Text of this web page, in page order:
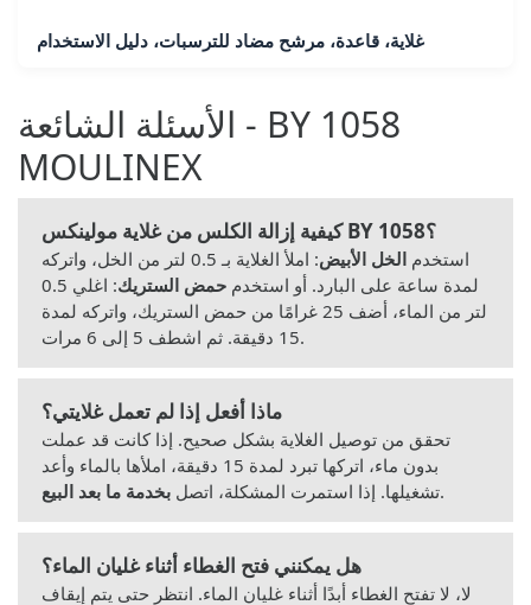
غلاية، قاعدة، مرشح مضاد للترسبات، دليل الاستخدام
الأسئلة الشائعة - BY 1058
MOULINEX
كيفية إزالة الكلس من غلاية مولينكس BY 1058؟
استخدم الخل الأبيض
: املأ الغلاية بـ 0.5 لتر من الخل، واتركه
لمدة ساعة على البارد. أو استخدم حمض الستريك
: اغلي 0.5
لتر من الماء، أضف 25 غرامًا من حمض الستريك، واتركه لمدة
15 دقيقة. ثم اشطف 5 إلى 6 مرات.
ماذا أفعل إذا لم تعمل غلايتي؟
تحقق من توصيل الغلاية بشكل صحيح. إذا كانت قد عملت
بدون ماء، اتركها تبرد لمدة 15 دقيقة، املأها بالماء وأعد
تشغيلها. إذا استمرت المشكلة، اتصل بخدمة ما بعد البيع .
هل يمكنني فتح الغطاء أثناء غليان الماء؟
لا، لا تفتح الغطاء أبدًا أثناء غليان الماء. انتظر حتى يتم إيقاف